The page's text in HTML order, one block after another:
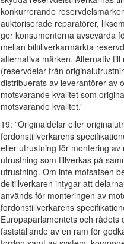
konkurrerande
auktoriserade reparatörer,
ger konsumenterna avsevärda
mellan biltillverkarmärkta
alternativa märken. Alternativ
(reservdelar från
distribuerats av leverantörer av
motsvarande kvalitet som
motsvarande kvalitet.”
19: ”Originaldelar eller
fordonstillverkarens
eller utrustning för montering
utrustning som tillverkas på
utrustning. Om inte motsatsen
deltillverkaren intygar att
används för monteringen av
fordonstillverkarens
Europaparlamentets och
fastställande av en ram för